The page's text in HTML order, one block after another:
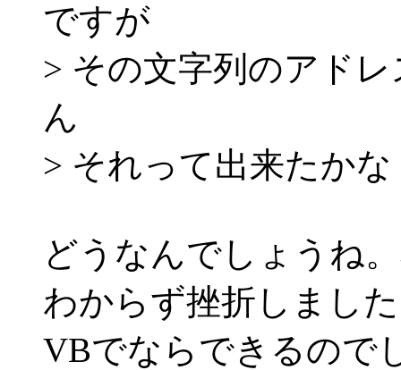
ですが
> その文字列のアド
ん
> それって出来たかな
どうなんでしょうね
わからず挫折しまし
VBでならできるので